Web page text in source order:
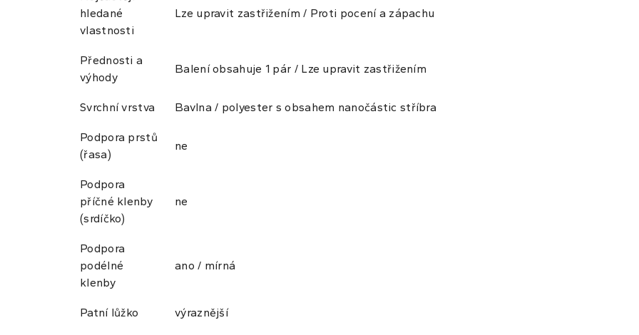
hledané
vlastnosti
Lze upravit zastřižením / Proti pocení a zápachu
Přednosti a
výhody
Balení obsahuje 1 pár / Lze upravit zastřižením
Svrchní vrstva Bavlna / polyester s obsahem nanočástic stříbra
Podpora prstů
(řasa)
ne
Podpora
příčné klenby
(srdíčko)
ne
Podpora
podélné
klenby
ano / mírná
Patní lůžko výraznější